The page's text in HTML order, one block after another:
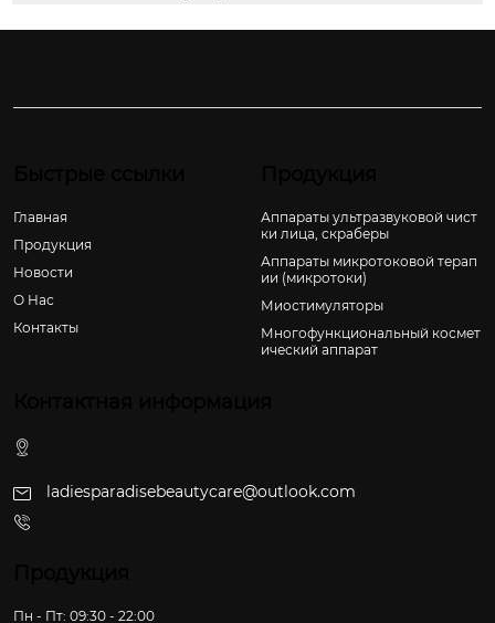
Главная
Продукция
Новости
О Hас
Контакты
Аппараты ультразвуковой чист
ки лица, скраберы
Аппараты микротоковой терап
ии (микротоки)
Миостимуляторы
Многофункциональный космет
ический аппарат
ladiesparadisebeautycare@outlook.com
Пн - Пт: 09:30 - 22:00